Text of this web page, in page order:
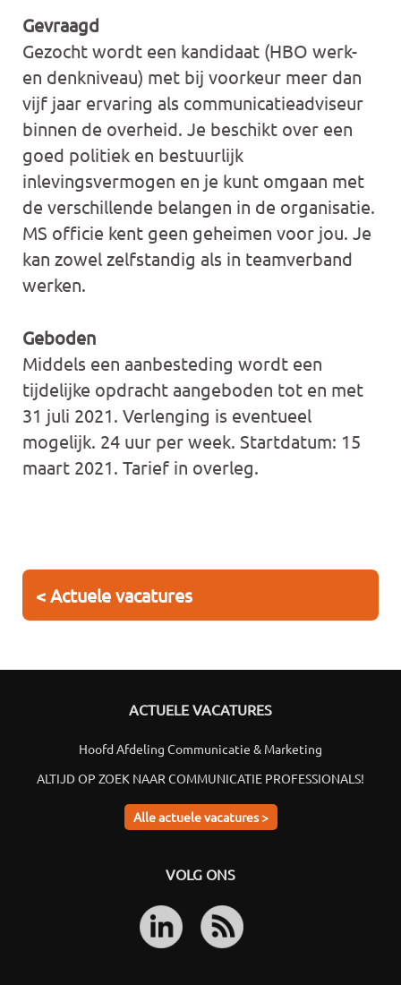
Gevraagd
Gezocht wordt een kandidaat (HBO werk-
en denkniveau) met bij voorkeur meer dan
vijf jaar ervaring als communicatieadviseur
binnen de overheid. Je beschikt over een
goed politiek en bestuurlijk
inlevingsvermogen en je kunt omgaan met
de verschillende belangen in de organisatie.
MS officie kent geen geheimen voor jou. Je
kan zowel zelfstandig als in teamverband
werken.
Geboden
Middels een aanbesteding wordt een
tijdelijke opdracht aangeboden tot en met
31 juli 2021. Verlenging is eventueel
mogelijk. 24 uur per week. Startdatum: 15
maart 2021. Tarief in overleg.
< Actuele vacatures
ACTUELE VACATURES
Hoofd Afdeling Communicatie & Marketing
ALTIJD OP ZOEK NAAR COMMUNICATIE PROFESSIONALS!
Alle actuele vacatures >
VOLG ONS